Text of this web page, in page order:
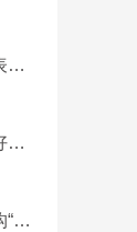
上海养老院价格一览表，上海高端养老院收费
多措并举，进一步做好移交政府安置的军队离休退休干部养老服务工作
上海亮出最新养老机构“红黑榜”，助力提升服务质量、加强过程监管